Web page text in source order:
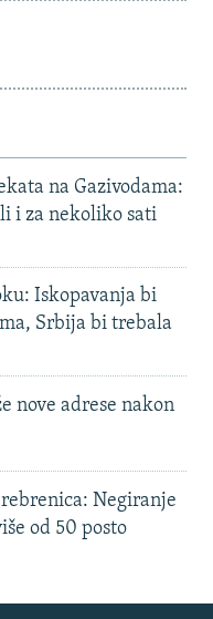
na Gazivodama:
i za nekoliko sati
Iskopavanja bi
Srbija bi trebala
nove adrese nakon
Negiranje
od 50 posto